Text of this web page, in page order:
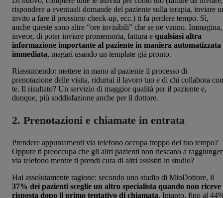
rispondere a eventuali domande del paziente sulla terapia, inviare
invito a fare il prossimo check-up, ecc.) ti fa perdere tempo. Sì,
anche queste sono altre “ore invisibili” che se ne vanno. Immagina,
invece, di poter inviare promemoria, fattura e qualsiasi altra
informazione importante al paziente in maniera automatizzata
immediata, magari usando un template già pronto.
Riassumendo: mettere in mano al paziente il processo di
prenotazione delle visita, ridurrai il lavoro tuo e di chi collabora con
te. Il risultato? Un servizio di maggior qualità per il paziente e,
dunque, più soddisfazione anche per il dottore.
2. Prenotazioni e chiamate in entrata
Prendere appuntamenti via telefono occupa troppo del tuo tempo?
Oppure ti preoccupa che gli altri pazienti non riescano a
via telefono mentre ti prendi cura di altri assistiti in studio?
Hai assolutamente ragione: secondo uno studio di MioDottore, il
37% dei pazienti sceglie un altro specialista quando non riceve
risposta dopo il primo tentativo di chiamata. Intanto, fino al